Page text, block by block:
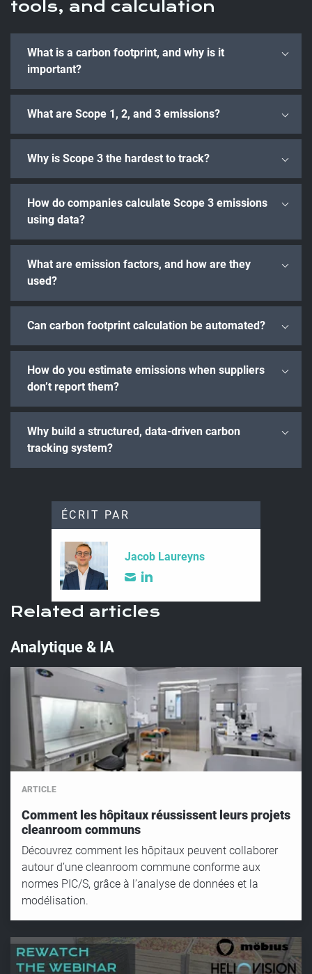
tools, and calculation
What is a carbon footprint, and why is it
important?
What are Scope 1, 2, and 3 emissions?
Why is Scope 3 the hardest to track?
How do companies calculate Scope 3 emissions
using data?
What are emission factors, and how are they
used?
Can carbon footprint calculation be automated?
How do you estimate emissions when suppliers
don’t report them?
Why build a structured, data-driven carbon
tracking system?
ÉCRIT PAR
Jacob Laureyns
Related articles
Analytique & IA
ARTICLE
Comment les hôpitaux réussissent leurs projets
cleanroom communs
Découvrez comment les hôpitaux peuvent collaborer
autour d’une cleanroom commune conforme aux
normes PIC/S, grâce à l’analyse de données et la
modélisation.